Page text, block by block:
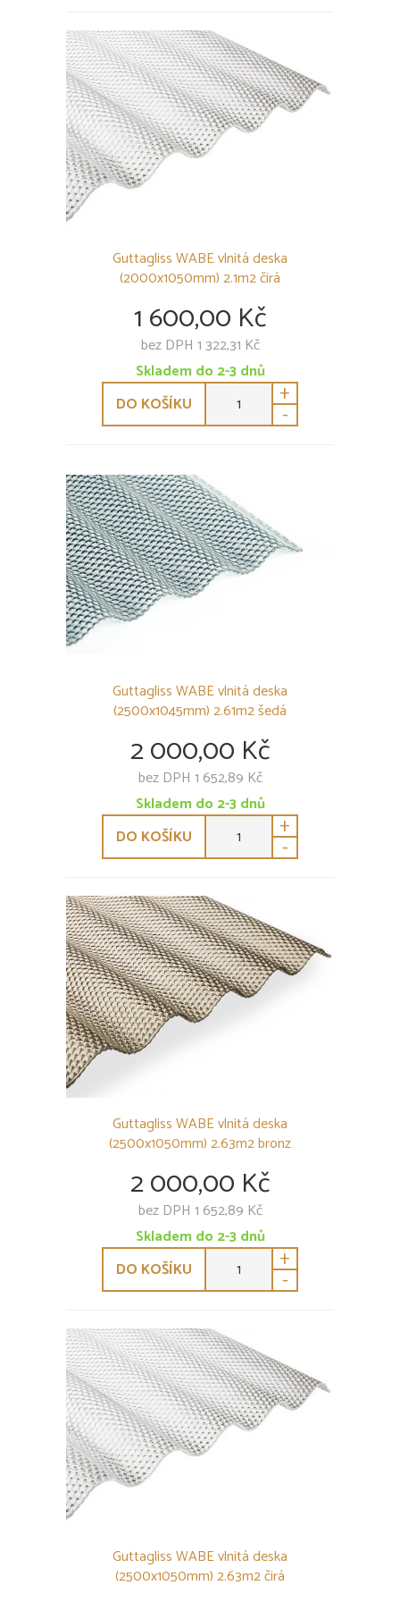
Guttagliss WABE vlnitá deska
(2000x1050mm) 2.1m2 čirá
1 600,00 Kč
bez DPH 1 322,31 Kč
Skladem do 2-3 dnů
DO KOŠÍKU
+
-
Guttagliss WABE vlnitá deska
(2500x1045mm) 2.61m2 šedá
2 000,00 Kč
bez DPH 1 652,89 Kč
Skladem do 2-3 dnů
DO KOŠÍKU
+
-
Guttagliss WABE vlnitá deska
(2500x1050mm) 2.63m2 bronz
2 000,00 Kč
bez DPH 1 652,89 Kč
Skladem do 2-3 dnů
DO KOŠÍKU
+
-
Guttagliss WABE vlnitá deska
(2500x1050mm) 2.63m2 čirá